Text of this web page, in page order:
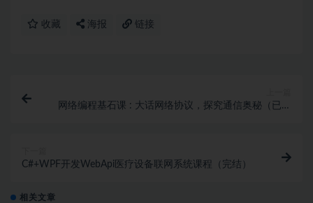
收藏 海报 链接
网络编程基石课 : 大话网络协议，探究通信奥秘（已完
C#+WPF开发WebApi医疗设备联网系统课程（完结）
相关文章